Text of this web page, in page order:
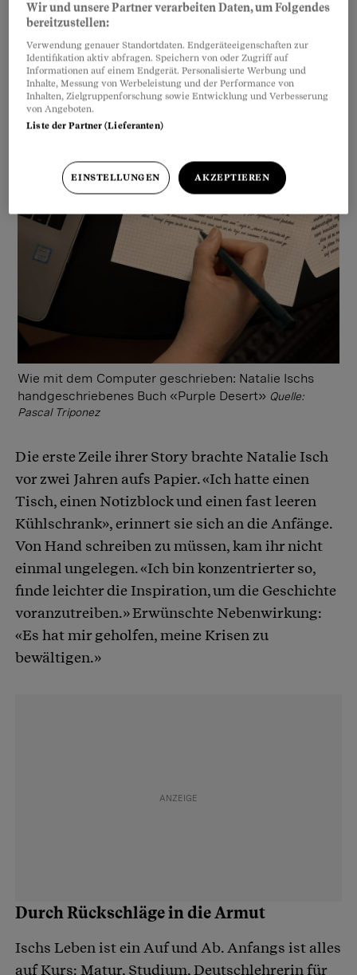
Wie mit dem Computer geschrieben: Natalie Ischs
handgeschriebenes Buch «Purple Desert» Quelle:
Pascal Triponez
Die erste Zeile ihrer Story brachte Natalie Isch
vor zwei Jahren aufs Papier. «Ich hatte einen
Tisch, einen Notizblock und einen fast leeren
Kühlschrank», erinnert sie sich an die Anfänge.
Von Hand schreiben zu müssen, kam ihr nicht
einmal ungelegen. «Ich bin konzentrierter so,
finde leichter die Inspiration, um die Geschichte
voranzutreiben.» Erwünschte Nebenwirkung:
«Es hat mir geholfen, meine Krisen zu
bewältigen.»
Durch Rückschläge in die Armut
Ischs Leben ist ein Auf und Ab. Anfangs ist alles
auf Kurs: Matur, Studium, Deutschlehrerin für
Wir und unsere Partner verarbeiten Daten, um Folgendes
bereitzustellen:
Verwendung genauer Standortdaten. Endgeräteeigenschaften zur
Identifikation aktiv abfragen. Speichern von oder Zugriff auf
Informationen auf einem Endgerät. Personalisierte Werbung und
Inhalte, Messung von Werbeleistung und der Performance von
Inhalten, Zielgruppenforschung sowie Entwicklung und Verbesserung
von Angeboten.
Liste der Partner (Lieferanten)
EINSTELLUNGEN AKZEPTIEREN